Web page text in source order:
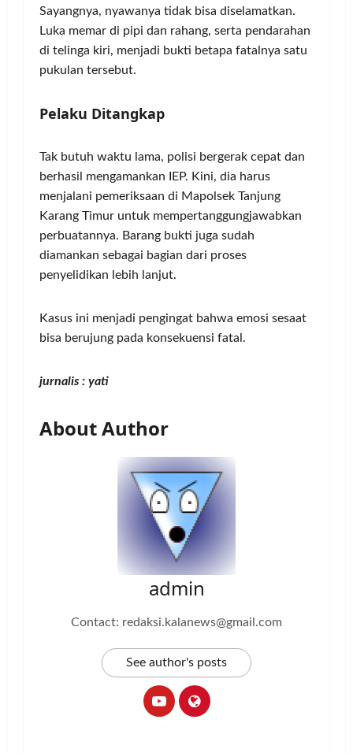
Sayangnya, nyawanya tidak bisa diselamatkan.
Luka memar di pipi dan rahang, serta pendarahan
di telinga kiri, menjadi bukti betapa fatalnya satu
pukulan tersebut.
Pelaku Ditangkap
Tak butuh waktu lama, polisi bergerak cepat dan
berhasil mengamankan IEP. Kini, dia harus
menjalani pemeriksaan di Mapolsek Tanjung
Karang Timur untuk mempertanggungjawabkan
perbuatannya. Barang bukti juga sudah
diamankan sebagai bagian dari proses
penyelidikan lebih lanjut.
Kasus ini menjadi pengingat bahwa emosi sesaat
bisa berujung pada konsekuensi fatal.
jurnalis : yati
About Author
admin
Contact: redaksi.kalanews@gmail.com
See author's posts